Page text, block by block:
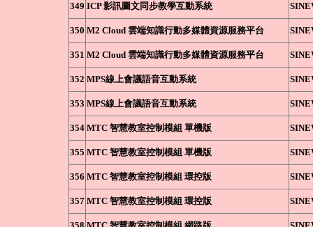
349 ICP 影訊圖文同步教學互動系統
350 M2 Cloud 雲端知識行動多媒體資源服務平台
351 M2 Cloud 雲端知識行動多媒體資源服務平台
352 MPS線上會議語音互動系統
353 MPS線上會議語音互動系統
354 MTC 智慧教室控制模組 單機版
355 MTC 智慧教室控制模組 單機版
356 MTC 智慧教室控制模組 環控版
357 MTC 智慧教室控制模組 環控版